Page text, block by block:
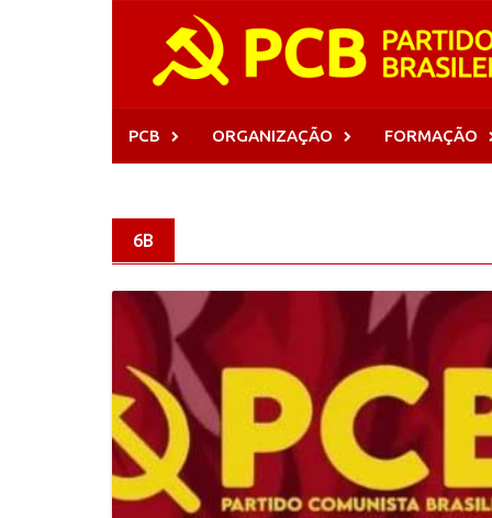
PCB ORGANIZAÇÃO FORMAÇÃO
6B